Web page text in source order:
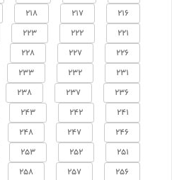
216
217
218
221
222
223
226
227
228
231
232
233
236
237
238
241
242
243
246
247
248
251
252
253
256
257
258